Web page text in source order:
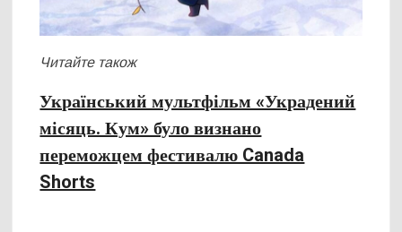
Читайте також
Український мультфільм «Украдений
місяць. Кум» було визнано
переможцем фестивалю Canada
Shorts